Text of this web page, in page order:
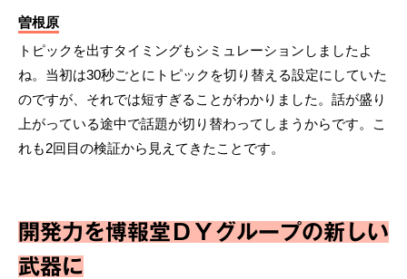
曽根原
トピックを出すタイミングもシミュレーションしましたよ
ね。当初は30秒ごとにトピックを切り替える設定にしていた
のですが、それでは短すぎることがわかりました。話が盛り
上がっている途中で話題が切り替わってしまうからです。こ
れも2回目の検証から見えてきたことです。
開発力を博報堂ＤＹグループの新しい
武器に